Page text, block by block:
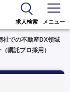
求人検索 メニュー
社での不動産DX領域
嘱託プロ採用）